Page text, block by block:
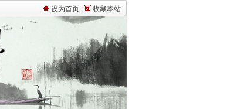
设为首页 收藏本站